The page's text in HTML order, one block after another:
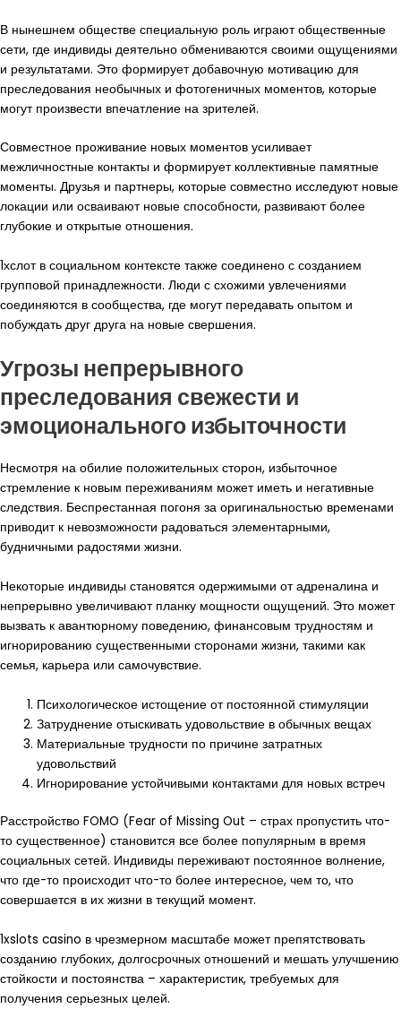
В нынешнем обществе специальную роль играют общественные
сети, где индивиды деятельно обмениваются своими ощущениями
и результатами. Это формирует добавочную мотивацию для
преследования необычных и фотогеничных моментов, которые
могут произвести впечатление на зрителей.
Совместное проживание новых моментов усиливает
межличностные контакты и формирует коллективные памятные
моменты. Друзья и партнеры, которые совместно исследуют новые
локации или осваивают новые способности, развивают более
глубокие и открытые отношения.
1хслот в социальном контексте также соединено с созданием
групповой принадлежности. Люди с схожими увлечениями
соединяются в сообщества, где могут передавать опытом и
побуждать друг друга на новые свершения.
Угрозы непрерывного
преследования свежести и
эмоционального избыточности
Несмотря на обилие положительных сторон, избыточное
стремление к новым переживаниям может иметь и негативные
следствия. Беспрестанная погоня за оригинальностью временами
приводит к невозможности радоваться элементарными,
будничными радостями жизни.
Некоторые индивиды становятся одержимыми от адреналина и
непрерывно увеличивают планку мощности ощущений. Это может
вызвать к авантюрному поведению, финансовым трудностям и
игнорированию существенными сторонами жизни, такими как
семья, карьера или самочувствие.
Психологическое истощение от постоянной стимуляции
Затруднение отыскивать удовольствие в обычных вещах
Материальные трудности по причине затратных
удовольствий
Игнорирование устойчивыми контактами для новых встреч
Расстройство FOMO (Fear of Missing Out – страх пропустить что-
то существенное) становится все более популярным в время
социальных сетей. Индивиды переживают постоянное волнение,
что где-то происходит что-то более интересное, чем то, что
совершается в их жизни в текущий момент.
1xslots casino в чрезмерном масштабе может препятствовать
созданию глубоких, долгосрочных отношений и мешать улучшению
стойкости и постоянства – характеристик, требуемых для
получения серьезных целей.